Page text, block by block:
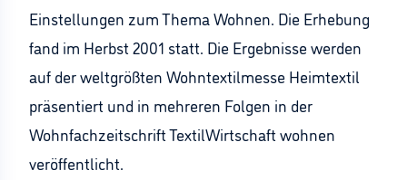
Einstellungen zum Thema Wohnen. Die Erhebung
fand im Herbst 2001 statt. Die Ergebnisse werden
auf der weltgrößten Wohntextilmesse Heimtextil
präsentiert und in mehreren Folgen in der
Wohnfachzeitschrift TextilWirtschaft wohnen
veröffentlicht.